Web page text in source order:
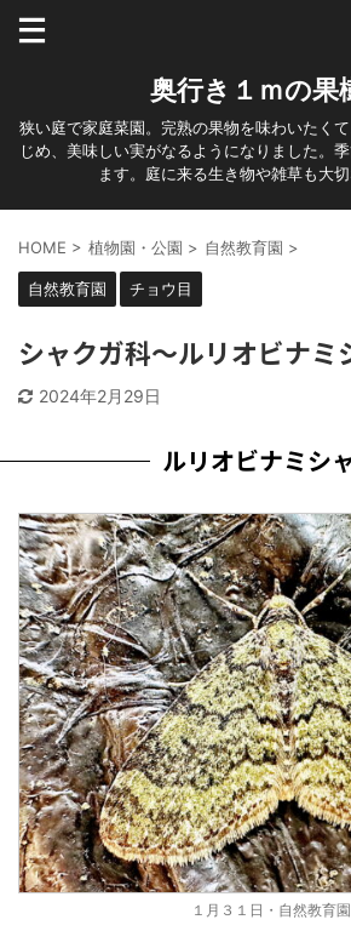
奥行き１ｍの果
狭い庭で家庭菜園。完熟の果物を味わいたく
じめ、美味しい実がなるようになりました。
ます。庭に来る生き物や雑草も大切
HOME > 植物園・公園 > 自然教育園 >
自然教育園 チョウ目
シャクガ科～ルリオビナミ
2024年2月29日
ルリオビナミシ
１月３１日・自然教育園